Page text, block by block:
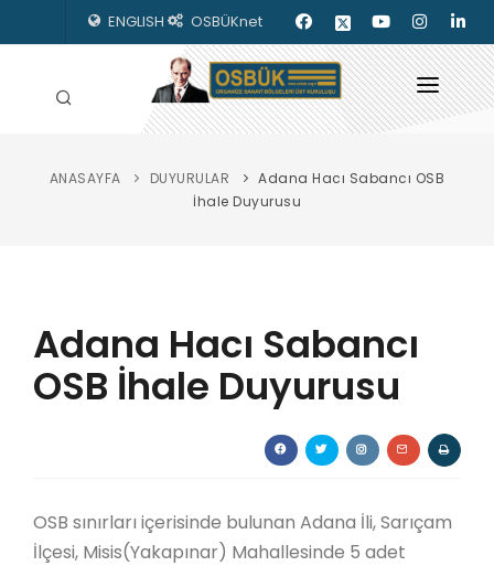
ENGLISH OSBÜKnet
HAKKIMIZDA
KILAVUZLAR
YAYINLARIMIZ
ANASAYFA DUYURULAR
Adana Hacı Sabancı OSB
İhale Duyurusu
Adana Hacı Sabancı
OSB İhale Duyurusu
OSB sınırları içerisinde bulunan Adana İli, Sarıçam
İlçesi, Misis(Yakapınar) Mahallesinde 5 adet